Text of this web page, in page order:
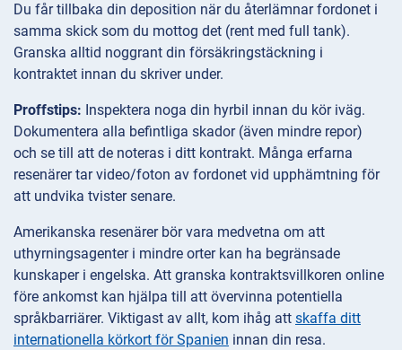
Du får tillbaka din deposition när du återlämnar fordonet i
samma skick som du mottog det (rent med full tank).
Granska alltid noggrant din försäkringstäckning i
kontraktet innan du skriver under.
Proffstips: Inspektera noga din hyrbil innan du kör iväg.
Dokumentera alla befintliga skador (även mindre repor)
och se till att de noteras i ditt kontrakt. Många erfarna
resenärer tar video/foton av fordonet vid upphämtning för
att undvika tvister senare.
Amerikanska resenärer bör vara medvetna om att
uthyrningsagenter i mindre orter kan ha begränsade
kunskaper i engelska. Att granska kontraktsvillkoren online
före ankomst kan hjälpa till att övervinna potentiella
språkbarriärer. Viktigast av allt, kom ihåg att skaffa ditt
internationella körkort för Spanien innan din resa.